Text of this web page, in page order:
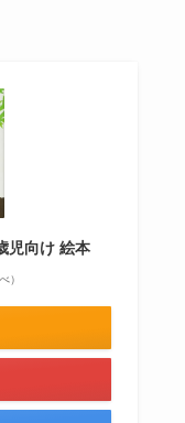
児向け 絵本
）